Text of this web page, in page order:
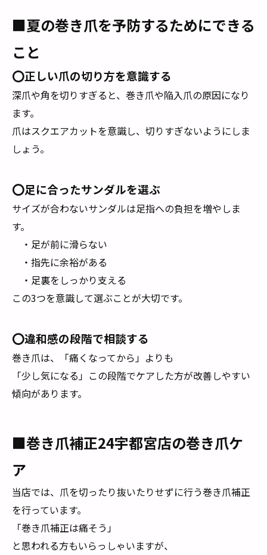
■夏の巻き爪を予防するためにできる
こと
⭕️正しい爪の切り方を意識する
深爪や角を切りすぎると、巻き爪や陥入爪の原因になり
ます。
爪はスクエアカットを意識し、切りすぎないようにしま
しょう。
⭕️足に合ったサンダルを選ぶ
サイズが合わないサンダルは足指への負担を増やしま
す。
・足が前に滑らない
・指先に余裕がある
・足裏をしっかり支える
この3つを意識して選ぶことが大切です。
⭕️違和感の段階で相談する
巻き爪は、「痛くなってから」よりも
「少し気になる」この段階でケアした方が改善しやすい
傾向があります。
■巻き爪補正24宇都宮店の巻き爪ケ
ア
当店では、爪を切ったり抜いたりせずに行う巻き爪補正
を行っています。
「巻き爪補正は痛そう」
と思われる方もいらっしゃいますが、